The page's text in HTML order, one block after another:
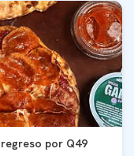
regreso por Q49